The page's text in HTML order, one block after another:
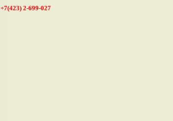
+7(423) 2-699-027